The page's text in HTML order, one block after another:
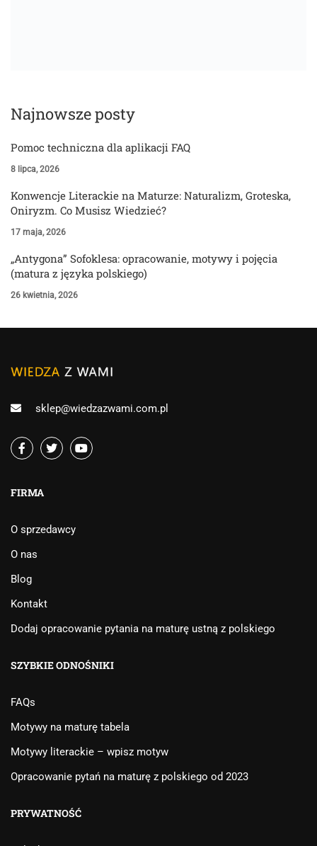
Najnowsze posty
Pomoc techniczna dla aplikacji FAQ
8 lipca, 2026
Konwencje Literackie na Maturze: Naturalizm, Groteska,
Oniryzm. Co Musisz Wiedzieć?
17 maja, 2026
„Antygona” Sofoklesa: opracowanie, motywy i pojęcia
(matura z języka polskiego)
26 kwietnia, 2026
sklep@wiedzazwami.com.pl
FIRMA
O sprzedawcy
O nas
Blog
Kontakt
Dodaj opracowanie pytania na maturę ustną z polskiego
SZYBKIE ODNOŚNIKI
FAQs
Motywy na maturę tabela
Motywy literackie – wpisz motyw
Opracowanie pytań na maturę z polskiego od 2023
PRYWATNOŚĆ